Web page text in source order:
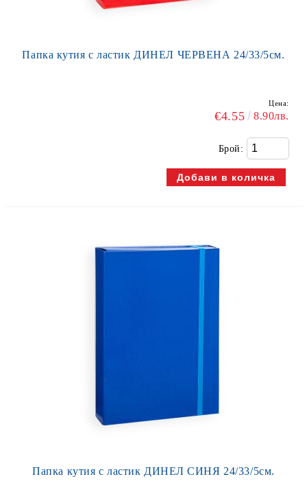
Папка кутия с ластик ДИНЕЛ ЧЕРВЕНА 24/33/5см.
Цена:
€4.55 8.90лв.
Брой:
Папка кутия с ластик ДИНЕЛ СИНЯ 24/33/5см.